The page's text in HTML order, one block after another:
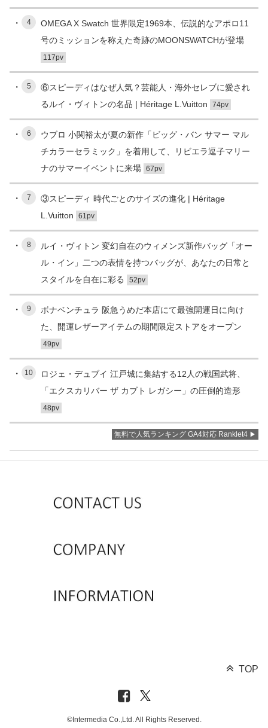
4
OMEGA X Swatch 世界限定1969本、伝説的なアポロ11
号のミッションを称えた奇跡のMOONSWATCHが登場
117pv
5
⑥スピーディはなぜ人気？芸能人・海外セレブに愛され
るルイ・ヴィトンの名品 | Héritage L.Vuitton
74pv
6
ウブロ 小関裕太が夏の新作「ビッグ・バン サマー マル
チカラーセラミック」を着用して、リビエラ逗子マリー
ナのサマーイベントに来場 67pv
7
③スピーディ 時代ごとのサイズの進化 | Héritage
L.Vuitton
61pv
8
ルイ・ヴィトン 変幻自在のウィメンズ新作バッグ「オー
ル・イン」二つの表情を持つバッグが、あなたの日常と
スタイルを自在に彩る
52pv
9
ボナベンチュラ 阪急うめだ本店にて最強開運日に向け
た、開運レザーアイテムの期間限定ストアをオープン
49pv
10
ロジェ・デュブイ 江戸城に集結する12人の戦国武将、
「エクスカリバー ザ カブト レガシー」の圧倒的造形
48pv
無料で人気ランキング GA4対応 Ranklet4
TOP
©Intermedia Co.,Ltd. All Rights Reserved.